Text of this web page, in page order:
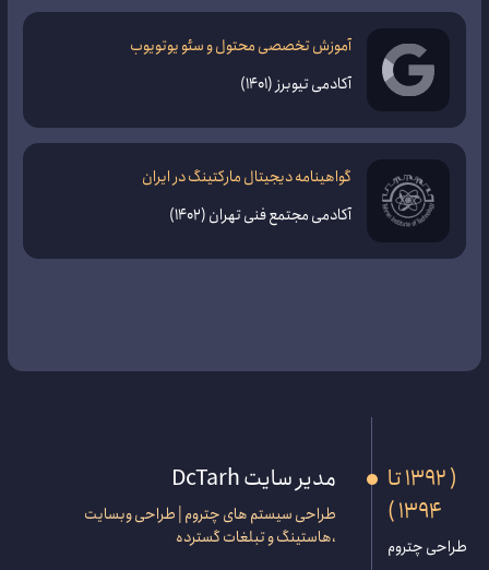
( 1392 تا
1394 )
طراحی چتروم
مدیر سایت DcTarh
طراحی سیستم های چتروم | طراحی وبسایت
،هاستینگ و تبلغات گسترده
آموزش تخصصی محتول و سئو یوتویوب
آکادمی تیوبرز (1401)
گواهینامه دیجیتال مارکتینگ در ایران
آکادمی مجتمع فنی تهران (1402)